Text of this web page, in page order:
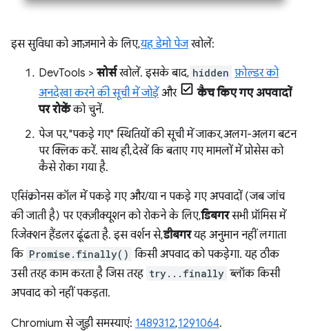
इस सुविधा को आज़माने के लिए,यह डेमो पेजखोलें:
DevTools > सोर्सखोलें. इसके बाद, hidden फ़ोल्डर को
अनदेखा करने की सूची में जोड़ेंऔर
कैच किए गए अपवादों
पर रोकेंको चुनें.
पेज पर, "पकड़े गए" स्थितियों की सूची में जाकर, अलग-अलग बटन
पर क्लिक करें. साथ ही, देखें कि बताए गए मामलों में प्रोसेस को
कैसे रोका गया है.
एसिंक्रोनस कॉल में पकड़े गए और/या न पकड़े गए अपवादों (जब जांच
की जाती है) पर एक्ज़ीक्यूशन को रोकने के लिए,डिबगरसभी प्रॉमिस में
रिजेक्शन हैंडलर ढूंढता है. इस वर्शन से,डीबगरयह अनुमान नहीं लगाता
कि Promise.finally() किसी अपवाद को पकड़ेगा. यह ठीक
उसी तरह काम करता है जिस तरह try...finally ब्लॉक किसी
अपवाद को नहीं पकड़ता.
Chromium से जुड़ी समस्याएं: 1489312,1291064.